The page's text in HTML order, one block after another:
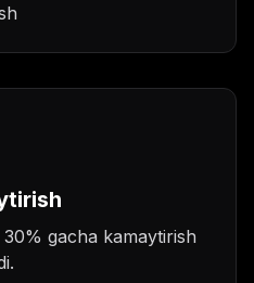
gacha kamaytirish